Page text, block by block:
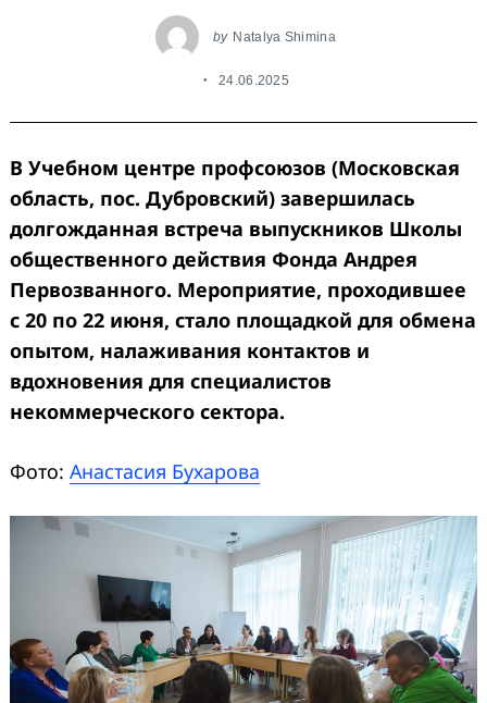
by Natalya Shimina
24.06.2025
В Учебном центре профсоюзов (Московская
область, пос. Дубровский) завершилась
долгожданная встреча выпускников Школы
общественного действия Фонда Андрея
Первозванного. Мероприятие, проходившее
с 20 по 22 июня, стало площадкой для обмена
опытом, налаживания контактов и
вдохновения для специалистов
некоммерческого сектора.
Фото: Анастасия Бухарова
for: